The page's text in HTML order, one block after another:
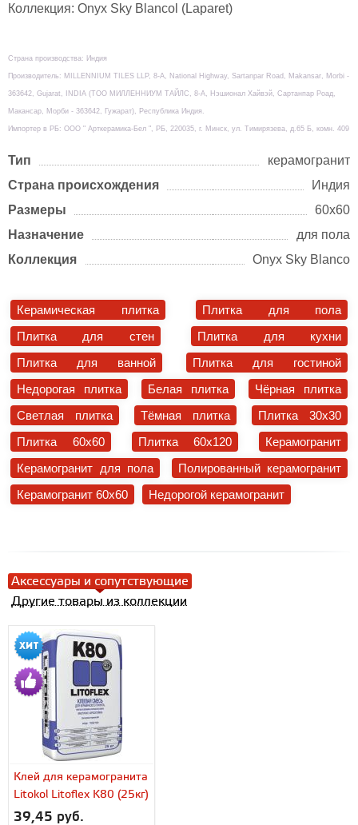
Коллекция: Onyx Sky Blancol (Laparet)
Страна производства: Индия
Производитель: MILLENNIUM TILES LLP, 8-А, National Highway, Sartanpar Road, Makansar, Morbi -
363642, Gujarat, INDIA (TOO МИЛЛЕННИУМ ТАЙЛС, 8-А, Нэшионал Хайвэй, Сартанпар Роад,
Макансар, Морби - 363642, Гужарат), Республика Индия.
Импортер в РБ: ООО " Арткерамика-Бел ", РБ, 220035, г. Минск, ул. Тимирязева, д.65 Б, комн. 409
Тип
керамогранит
Страна происхождения
Индия
Размеры
60х60
Назначение
для пола
Коллекция
Onyx Sky Blanco
Керамическая плитка
Плитка для пола
Плитка для стен
Плитка для кухни
Плитка для ванной
Плитка для гостиной
Недорогая плитка
Белая плитка
Чёрная плитка
Светлая плитка
Тёмная плитка
Плитка 30x30
Плитка 60x60
Плитка 60x120
Керамогранит
Керамогранит для пола
Полированный керамогранит
Керамогранит 60x60
Недорогой керамогранит
Аксессуары и сопутствующие
Другие товары из коллекции
Клей для керамогранита
Litokol Litoflex K80 (25кг)
39,45 руб.